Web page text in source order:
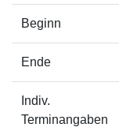
Beginn
Ende
Indiv.
Terminangaben